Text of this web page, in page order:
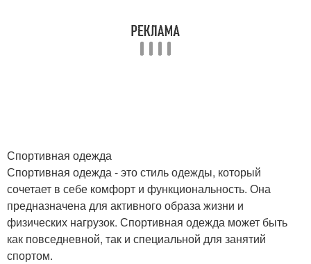
Спортивная одежда
Спортивная одежда - это стиль одежды, который
сочетает в себе комфорт и функциональность. Она
предназначена для активного образа жизни и
физических нагрузок. Спортивная одежда может быть
как повседневной, так и специальной для занятий
спортом.